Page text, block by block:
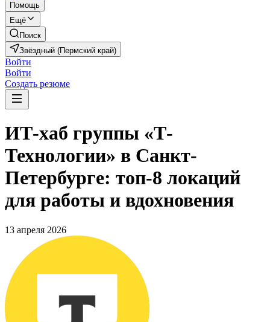
Помощь
Ещё
Поиск
Звёздный (Пермский край)
Войти
Войти
Создать резюме
ИТ-хаб группы «Т-
Технологии» в Санкт-
Петербурге: топ-8 локаций
для работы и вдохновения
13 апреля 2026